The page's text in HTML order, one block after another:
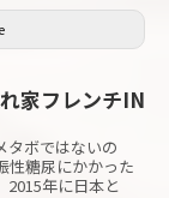
家フレンチIN
タボではないの
性糖尿にかかった
2015年に日本と